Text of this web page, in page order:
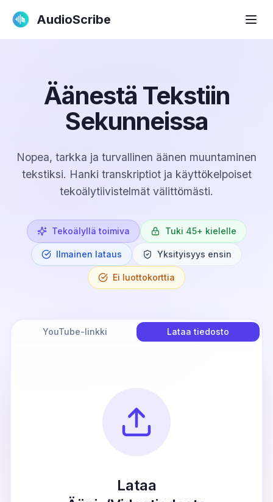
AudioScribe
Äänestä Tekstiin
Sekunneissa
Nopea, tarkka ja turvallinen äänen muuntaminen
tekstiksi. Hanki transkriptiot ja käyttökelpoiset
tekoälytiivistelmät välittömästi.
Tekoälyllä toimiva Tuki 45+ kielelle
Ilmainen lataus Yksityisyys ensin
Ei luottokorttia
YouTube-linkki Lataa tiedosto
Lataa